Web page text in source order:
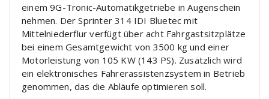
einem 9G-Tronic-Automatikgetriebe in Augenschein
nehmen. Der Sprinter 314 IDI Bluetec mit
Mittelniederflur verfügt über acht Fahrgastsitzplätze
bei einem Gesamtgewicht von 3500 kg und einer
Motorleistung von 105 KW (143 PS). Zusätzlich wird
ein elektronisches Fahrerassistenzsystem in Betrieb
genommen, das die Abläufe optimieren soll.